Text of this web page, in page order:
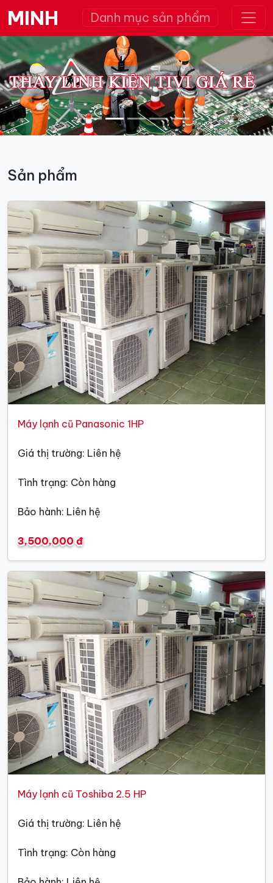
MINH Danh mục sản phẩm
Previous
Sản phẩm
Máy lạnh cũ Panasonic 1HP
Giá thị trường: Liên hệ
Tình trạng: Còn hàng
Bảo hành: Liên hệ
3,500,000 đ
Máy lạnh cũ Toshiba 2.5 HP
Giá thị trường: Liên hệ
Tình trạng: Còn hàng